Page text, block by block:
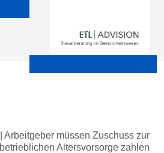
Arbeitgeber müssen Zuschuss zur
betrieblichen Altersvorsorge zahlen